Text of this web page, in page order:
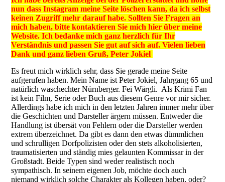
nun dass Instagram meine Seite löschen kann, da ich selbst
keinen Zugriff mehr darauf habe. Sollten Sie Fragen an
mich haben, bitte kontaktieren Sie mich hier über meine
Website. Ich bedanke mich ganz herzlich für Ihr
Verständnis und passen Sie gut auf sich auf. Vielen lieben
Dank und ganz lieben Gruß, Peter Jokiel
Es freut mich wirklich sehr, dass Sie gerade meine Seite
aufgerufen haben. Mein Name ist Peter Jokiel, Jahrgang 65 und
natürlich waschechter Nürnberger. Fei Wärgli. Als Krimi Fan
ist kein Film, Serie oder Buch aus diesem Genre vor mir sicher.
Allerdings habe ich mich in den letzten Jahren immer mehr über
die Geschichten und Darsteller ärgern müssen. Entweder die
Handlung ist übersät von Fehlern oder die Darsteller werden
extrem überzeichnet. Da gibt es dann den etwas dümmlichen
und schrulligen Dorfpolizisten oder den stets alkoholisierten,
traumatisierten und ständig mies gelaunten Kommissar in der
Großstadt. Beide Typen sind weder realistisch noch
sympathisch. In seinem eigenen Job, möchte doch auch
niemand wirklich solche Charakter als Kollegen haben, oder?